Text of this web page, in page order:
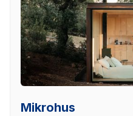
Mikrohus